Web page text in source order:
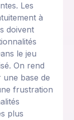
Les
à
doivent
le jeu
On rend
base de
frustration
plus